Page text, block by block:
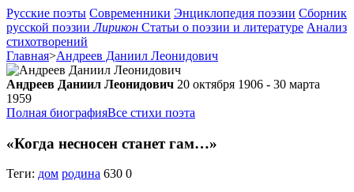
Русские поэты Современники Энциклопедия поэзии Сборник
русской поэзии Лирикон Статьи о поэзии и литературе Анализ
стихотворений
Главная>Андреев Даниил Леонидович
Андреев Даниил Леонидович 20 октября 1906 - 30 марта
1959
Полная биографияВсе стихи поэта
«Когда несносен станет гам…»
Теги: дом родина 630 0